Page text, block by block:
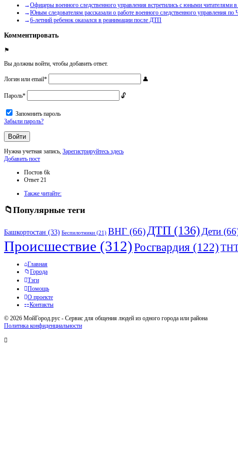
Офицеры военного следственного управления встретились с юными читателями в
Юным следователям рассказали о работе военного следственного управления
6-летний ребенок оказался в реанимации после ДТП
Комментировать
Вы должны войти, чтобы добавить ответ.
Логин или email*
Пароль*
Запомнить пароль
Забыли пароль?
Нужна учетная запись, Зарегистрируйтесь здесь
Боковая
Добавить пост
Статистика
Постов 6k
Ответ 21
Также читайте:
Популярные теги
Башкортостан (33) Беспилотники (21) ВНГ (66) ДТП (136) Дети
Происшествие (312)Росгвардия (122)
Исследовать
Главная
Города
Тэги
Помощь
О проекте
Контакты
© 2026 МойГород.рус - Cервис для общения людей из одного города или района
Политика конфиденциальности